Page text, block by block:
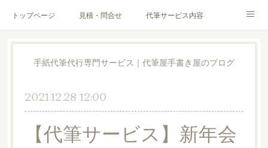
トップページ 見積・問合せ 代筆サービス内容
料金表 代筆サンプル 手紙文章作成代行サービス
ブログ お客様の声
Instagram
手紙代筆代行専門サービス｜代筆屋手書き屋のブログ
2021.12.28 12:00
【代筆サービス】新年会